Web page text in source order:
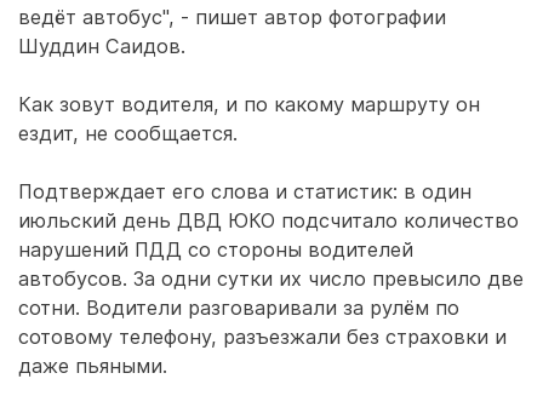
ведёт автобус", - пишет автор фотографии
Шуддин Саидов.
Как зовут водителя, и по какому маршруту он
ездит, не сообщается.
Подтверждает его слова и статистик: в один
июльский день ДВД ЮКО подсчитало количество
нарушений ПДД со стороны водителей
автобусов. За одни сутки их число превысило две
сотни. Водители разговаривали за рулём по
сотовому телефону, разъезжали без страховки и
даже пьяными.